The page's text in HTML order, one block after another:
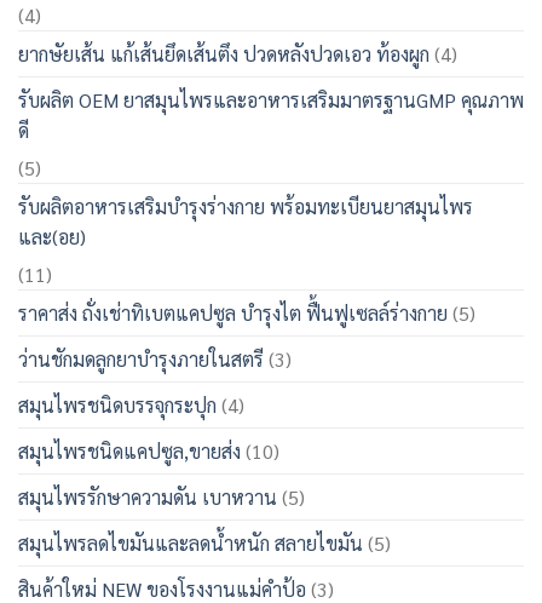
(4)
ยากษัยเส้น แก้เส้นยึดเส้นตึง ปวดหลังปวดเอว ท้องผูก (4)
รับผลิต OEM ยาสมุนไพรและอาหารเสริมมาตรฐานGMP คุณภาพ
ดี
(5)
รับผลิตอาหารเสริมบำรุงร่างกาย พร้อมทะเบียนยาสมุนไพร
และ(อย)
(11)
ราคาส่ง ถั่งเช่าทิเบตแคปซูล บำรุงไต ฟื้นฟูเซลล์ร่างกาย (5)
ว่านชักมดลูกยาบำรุงภายในสตรี(3)
สมุนไพรชนิดบรรจุกระปุก (4)
สมุนไพรชนิดแคปซูล,ขายส่ง (10)
สมุนไพรรักษาความดัน เบาหวาน (5)
สมุนไพรลดไขมันและลดน้ำหนัก สลายไขมัน (5)
สินค้าใหม่ NEW ของโรงงานแม่คำป้อ (3)